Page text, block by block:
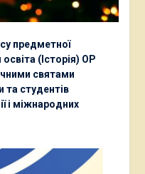
предметної
(Історія) ОР
святами
та студентів
і міжнародних